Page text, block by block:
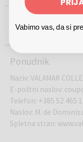
100% ŽE
Ponudnik
Naziv: VALAMAR
E-poštni naslov:
Telefon: +385 52 465
Naslov: M. de
Spletna stran:
Vabimo vas, da si